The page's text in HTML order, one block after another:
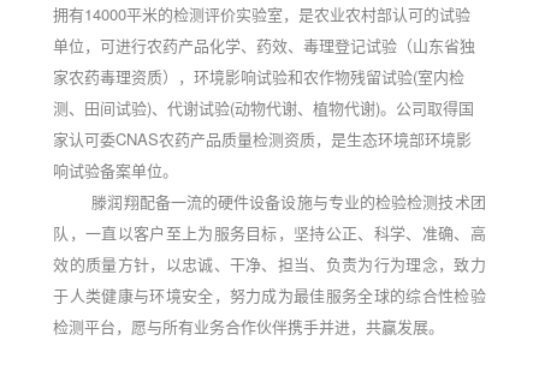
拥有14000平米的检测评价实验室，是农业农村部认可的试验
单位，可进行农药产品化学、药效、毒理登记试验（山东省独
家农药毒理资质），环境影响试验和农作物残留试验(室内检
测、田间试验)、代谢试验(动物代谢、植物代谢)。公司取得国
家认可委CNAS农药产品质量检测资质，是生态环境部环境影
响试验备案单位。
滕润翔配备一流的硬件设备设施与专业的检验检测技术团
队，一直以客户至上为服务目标，坚持公正、科学、准确、高
效的质量方针，以忠诚、干净、担当、负责为行为理念，致力
于人类健康与环境安全，努力成为最佳服务全球的综合性检验
检测平台，愿与所有业务合作伙伴携手并进，共赢发展。